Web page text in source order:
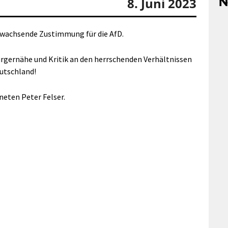
Zustimmung für die AfD.
und Kritik an den herrschenden Verhältnissen
Peter Felser.